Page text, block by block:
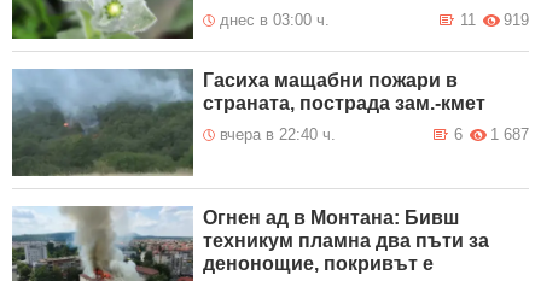
днес в 03:00 ч. 919
11
Гасиха мащабни пожари в
страната, пострада зам.-кмет
вчера в 22:40 ч. 1 687
6
Огнен ад в Монтана: Бивш
техникум пламна два пъти за
денонощие, покривът е